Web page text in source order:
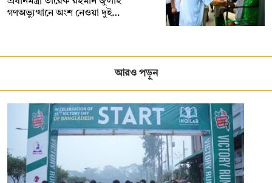
গণঅভ্যুত্থানে অংশ নেওয়া দুই…
আরও পড়ুন